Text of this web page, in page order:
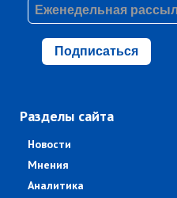
Подписаться
Разделы сайта
Новости
Мнения
Аналитика